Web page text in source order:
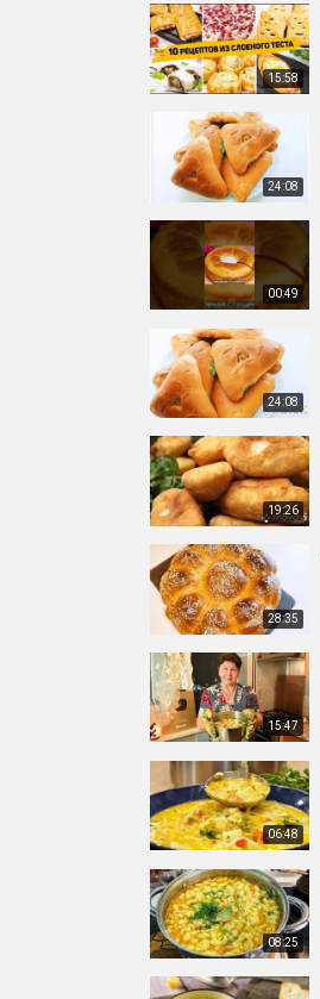
15:58
24:08
00:49
24:08
19:26
28:35
15:47
06:48
08:25